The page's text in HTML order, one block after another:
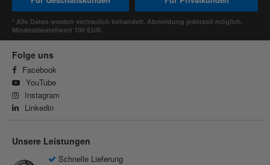
* Alle Daten werden vertraulich behandelt. Abmeldung jederzeit möglich.
Mindestbestellwert 100 EUR.
Folge uns
Facebook
YouTube
Instagram
Linkedin
Unsere Leistungen
Schnelle Lieferung